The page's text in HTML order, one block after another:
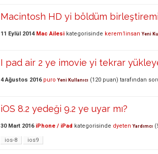
Macintosh HD yi böldüm
11 Eylül 2014 Mac Ailesi kategorisinde kerem1insan Yeni
I pad air 2 ye imovie yi tekrar
4 Ağustos 2016 puro Yeni Kullanıcı (120 puan) tarafından
iOS 8.2 yedeği 9.2 ye uyar mı?
30 Mart 2016 iPhone / iPad kategorisinde dyeten Yardımcı (
ios-8 ios9